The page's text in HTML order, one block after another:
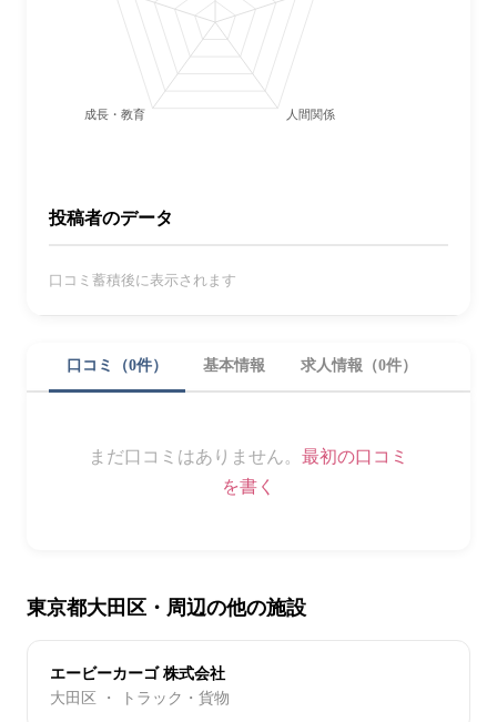
人間関係
成長・教育
投稿者のデータ
口コミ蓄積後に表示されます
口コミ（0件） 基本情報 求人情報（0件）
まだ口コミはありません。 最初の口コミ
を書く
東京都大田区・周辺の他の施設
エービーカーゴ 株式会社
大田区 ・ トラック・貨物